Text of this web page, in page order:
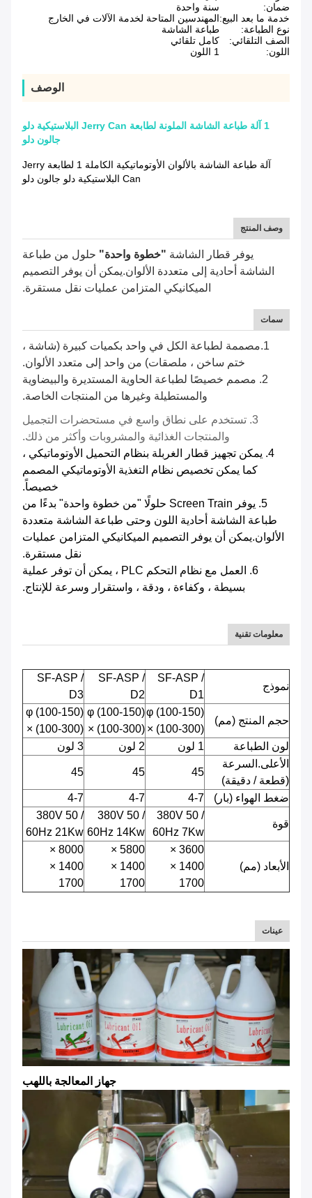
ضمان:
سنة واحدة
خدمة ما بعد البيع:المهندسين المتاحة لخدمة الآلات في الخارج
نوع الطباعة:
طباعة الشاشة
الصف التلقائي:
كامل تلقائي
اللون:
1 اللون
الوصف
1 آلة طباعة الشاشة الملونة لطابعة Jerry Can البلاستيكية دلو
جالون دلو
آلة طباعة الشاشة بالألوان الأوتوماتيكية الكاملة 1 لطابعة Jerry
Can البلاستيكية دلو جالون دلو
وصف المنتج
يوفر قطار الشاشة "خطوة واحدة" حلول من طباعة
الشاشة أحادية إلى متعددة الألوان.يمكن أن يوفر التصميم
الميكانيكي المتزامن عمليات نقل مستقرة.
سمات
1.مصممة لطباعة الكل في واحد بكميات كبيرة (شاشة ،
ختم ساخن ، ملصقات) من واحد إلى متعدد الألوان.
2. مصمم خصيصًا لطباعة الحاوية المستديرة والبيضاوية
والمستطيلة وغيرها من المنتجات الخاصة.
3. تستخدم على نطاق واسع في مستحضرات التجميل
والمنتجات الغذائية والمشروبات وأكثر من ذلك.
4. يمكن تجهيز قطار الغربلة بنظام التحميل الأوتوماتيكي ،
كما يمكن تخصيص نظام التغذية الأوتوماتيكي المصمم
خصيصاً.
5. يوفر Screen Train حلولًا "من خطوة واحدة" بدءًا من
طباعة الشاشة أحادية اللون وحتى طباعة الشاشة متعددة
الألوان.يمكن أن يوفر التصميم الميكانيكي المتزامن عمليات
نقل مستقرة.
6. العمل مع نظام التحكم PLC ، يمكن أن توفر عملية
بسيطة ، وكفاءة ، ودقة ، واستقرار وسرعة للإنتاج.
معلومات تقنية
نموذج
SF-ASP /
D1
SF-ASP /
D2
SF-ASP /
D3
حجم المنتج (مم)
φ (100-150)
× (100-300)
φ (100-150)
× (100-300)
φ (100-150)
× (100-300)
لون الطباعة
1 لون 2 لون
3 لون
الأعلى.السرعة
(قطعة / دقيقة)
45
45
45
ضغط الهواء (بار) 4-7
4-7
4-7
قوة
380V 50 /
60Hz 7Kw
380V 50 /
60Hz 14Kw
380V 50 /
60Hz 21Kw
الأبعاد (مم)
3600 ×
1400 ×
1700
5800 ×
1400 ×
1700
8000 ×
1400 ×
1700
عينات
جهاز المعالجة باللهب